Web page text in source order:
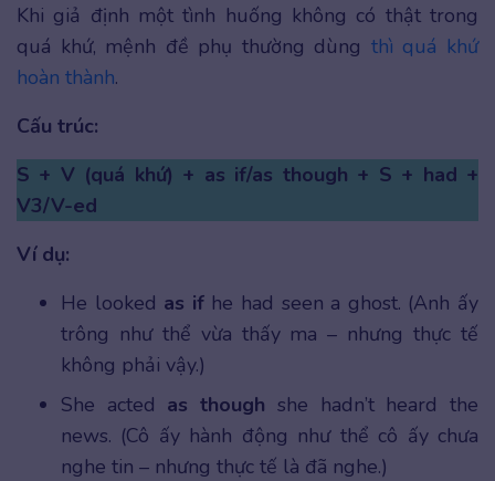
Khi giả định một tình huống không có thật trong
quá khứ, mệnh đề phụ thường dùng thì quá khứ
hoàn thành.
Cấu trúc:
S + V (quá khứ) + as if/as though + S + had +
V3/V-ed
Ví dụ:
He looked as if he had seen a ghost. (Anh ấy
trông như thể vừa thấy ma – nhưng thực tế
không phải vậy.)
She acted as though she hadn’t heard the
news. (Cô ấy hành động như thể cô ấy chưa
nghe tin – nhưng thực tế là đã nghe.)